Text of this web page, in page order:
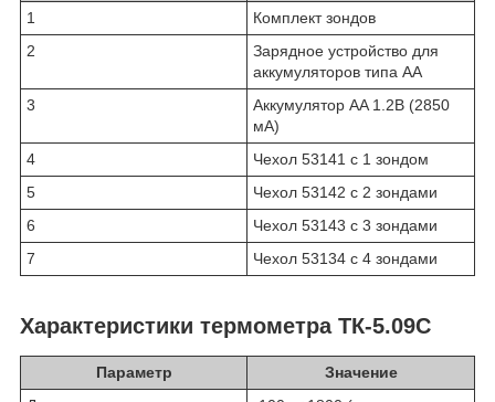
1
Комплект зондов
2
Зарядное устройство для
аккумуляторов типа AA
3
Аккумулятор AA 1.2В (2850
мА)
4
Чехол 53141 с 1 зондом
5
Чехол 53142 с 2 зондами
6
Чехол 53143 с 3 зондами
7
Чехол 53134 с 4 зондами
Характеристики термометра ТК-5.09С
Параметр
Значение